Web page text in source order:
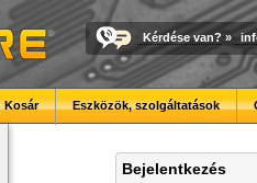
Kérdése van? »
Kosár Eszközök, szolgáltatások
Bejelentkezés